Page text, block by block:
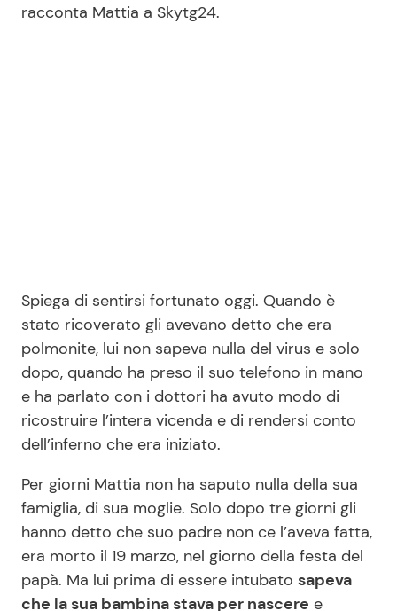
racconta Mattia a Skytg24.
Spiega di sentirsi fortunato oggi. Quando è
stato ricoverato gli avevano detto che era
polmonite, lui non sapeva nulla del virus e solo
dopo, quando ha preso il suo telefono in mano
e ha parlato con i dottori ha avuto modo di
ricostruire l’intera vicenda e di rendersi conto
dell’inferno che era iniziato.
Per giorni Mattia non ha saputo nulla della sua
famiglia, di sua moglie. Solo dopo tre giorni gli
hanno detto che suo padre non ce l’aveva fatta,
era morto il 19 marzo, nel giorno della festa del
papà. Ma lui prima di essere intubato sapeva
che la sua bambina stava per nascere e